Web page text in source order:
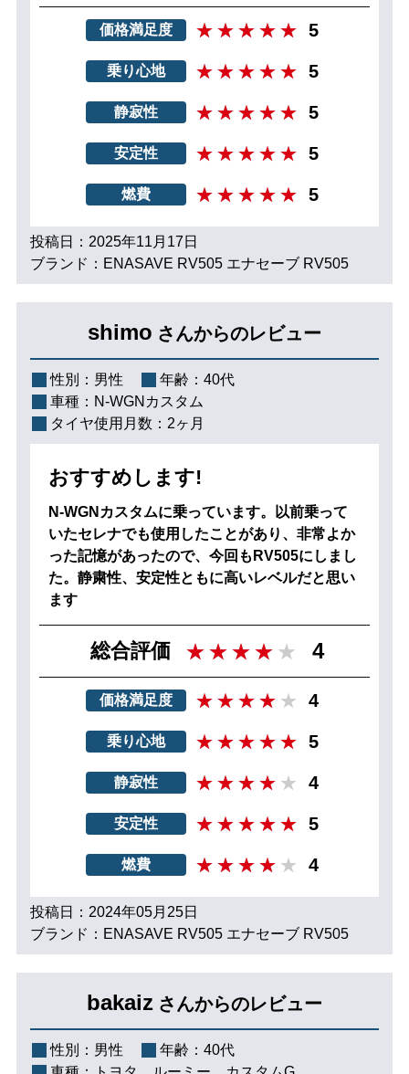
価格満足度 5
乗り心地 5
静寂性 5
安定性 5
燃費 5
投稿日：2025年11月17日
ブランド：ENASAVE RV505 エナセーブ RV505
shimo さんからのレビュー
性別： 男性 年齢： 40代
車種： N-WGNカスタム
タイヤ使用月数： 2ヶ月
おすすめします!
N-WGNカスタムに乗っています。以前乗って
いたセレナでも使用したことがあり、非常よか
った記憶があったので、今回もRV505にしまし
た。静粛性、安定性ともに高いレベルだと思い
ます
総合評価 4
価格満足度 4
乗り心地 5
静寂性 4
安定性 5
燃費 4
投稿日：2024年05月25日
ブランド：ENASAVE RV505 エナセーブ RV505
bakaiz さんからのレビュー
性別： 男性 年齢： 40代